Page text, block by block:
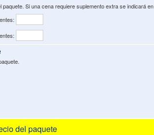
Si una cena requiere suplemento extra se indicará
del paquete